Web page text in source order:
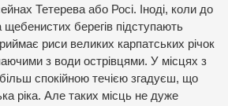
Тетерева або Росі. Іноді, коли до
берегів підступають
риси великих карпатських річок
з води острівцями. У місцях з
спокійною течією згадуєш, що
ріка. Але таких місць не дуже